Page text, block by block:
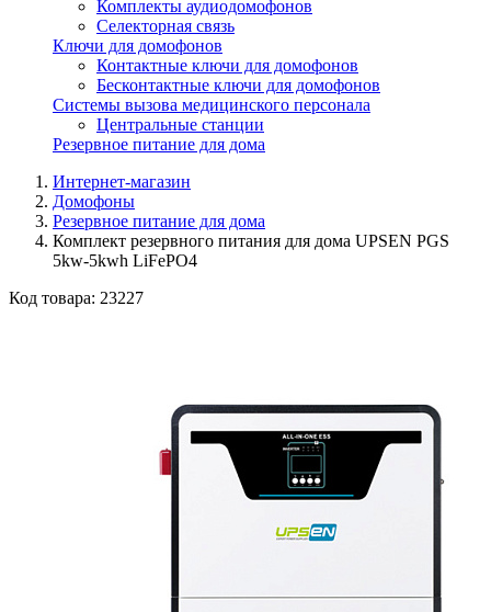
Комплекты аудиодомофонов
Селекторная связь
Ключи для домофонов
Контактные ключи для домофонов
Бесконтактные ключи для домофонов
Системы вызова медицинского персонала
Центральные станции
Резервное питание для дома
Интернет-магазин
Домофоны
Резервное питание для дома
Комплект резервного питания для дома UPSEN PGS
5kw-5kwh LiFePO4
Код товара: 23227